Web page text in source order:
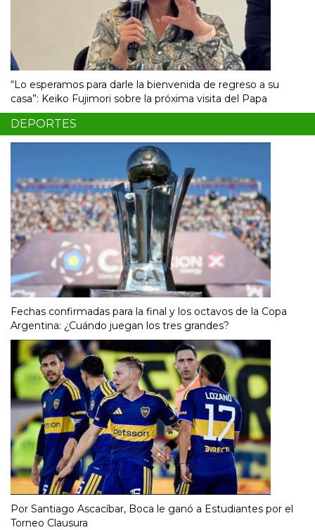
“Lo esperamos para darle la bienvenida de regreso a su
casa”: Keiko Fujimori sobre la próxima visita del Papa
DEPORTES
Fechas confirmadas para la final y los octavos de la Copa
Argentina: ¿Cuándo juegan los tres grandes?
Por Santiago Ascacíbar, Boca le ganó a Estudiantes por el
Torneo Clausura